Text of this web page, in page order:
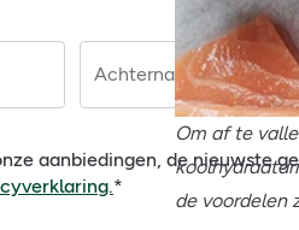
Om af te
de voordelen
Achternaam
aanbiedingen, de nieuwste
*